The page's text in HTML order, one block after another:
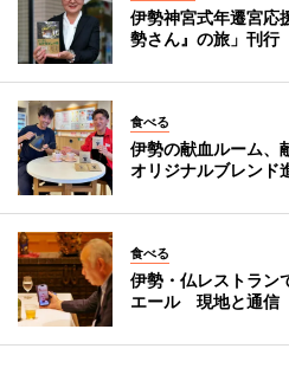
伊勢神宮式年遷宮
勢さん』の旅」刊行
食べる
伊勢の献血ルーム、
オリジナルブレンド
食べる
伊勢・仏レストラン
エール 現地と通信